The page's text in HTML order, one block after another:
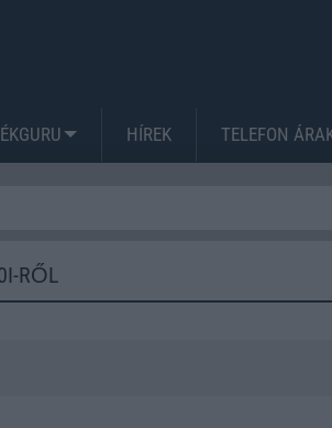
HÍREK TELEFON
RŐL